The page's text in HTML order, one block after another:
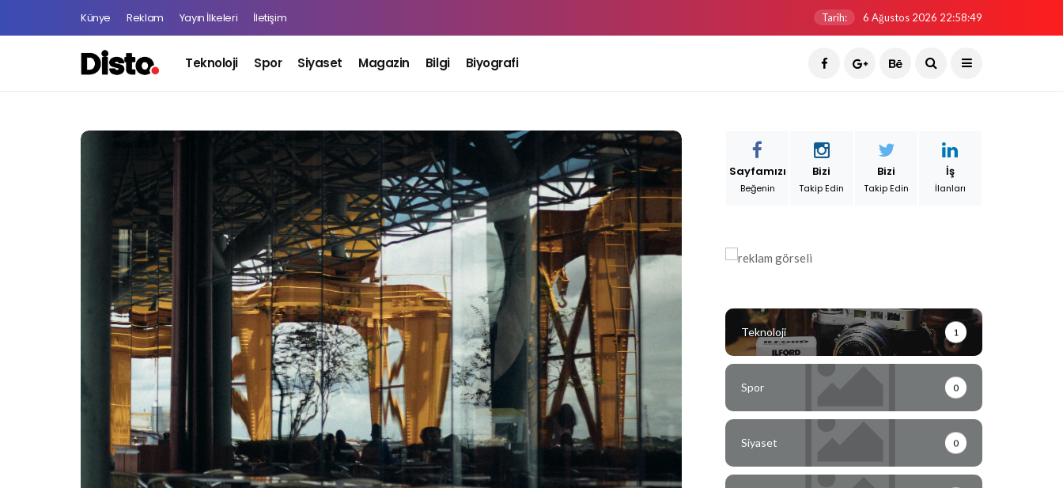
Künye Reklam Yayın İlkeleri İletişim Tarih: 6 Ağustos 2026 22:58:49
Teknoloji Spor Siyaset Magazin Bilgi Biyografi
Sayfamızı
Beğenin
Bizi
Takip Edin
Bizi
Takip Edin
İş
İlanları
Teknoloji 1
Spor 0
Siyaset 0